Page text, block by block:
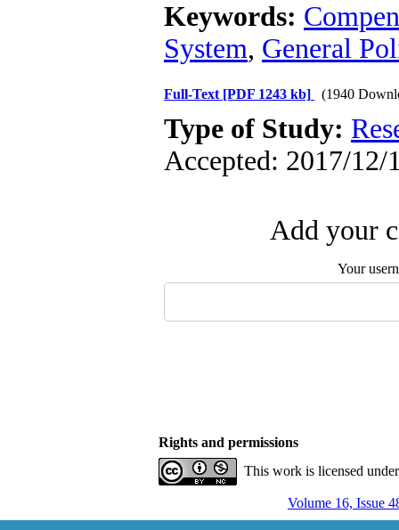
Keywords:
System, General
Full-Text [PDF 1243 kb] (1940
Type of Study:
Accepted: 2017/12/
Add your
Your
Rights and permissions
This work is licensed
Volume 16, Issue